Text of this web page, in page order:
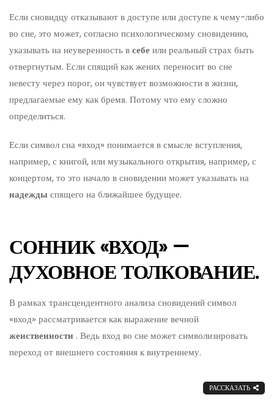
Если сновидцу отказывают в доступе или доступе к чему-либо
во сне, это может, согласно психологическому сновидению,
указывать на неуверенность всебеили реальный страх быть
отвергнутым. Если спящий как жених переносит во сне
невесту через порог, он чувствует возможности в жизни,
предлагаемые ему как бремя. Потому что ему сложно
определиться.
Если символ сна «вход» понимается в смысле вступления,
например, с книгой, или музыкального открытия, например, с
концертом, то это начало в сновидении может указывать на
надеждыспящего на ближайшее будущее.
СОННИК «ВХОД» —
ДУХОВНОЕ ТОЛКОВАНИЕ.
В рамках трансцендентного анализа сновидений символ
«вход» рассматривается как выражение вечной
женственности . Ведь вход во сне может символизировать
переход от внешнего состояния к внутреннему.
РАССКАЗАТЬ